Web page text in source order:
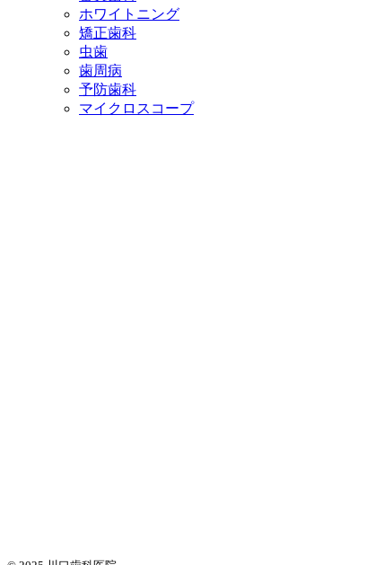
ホワイトニング
矯正歯科
虫歯
歯周病
予防歯科
マイクロスコープ